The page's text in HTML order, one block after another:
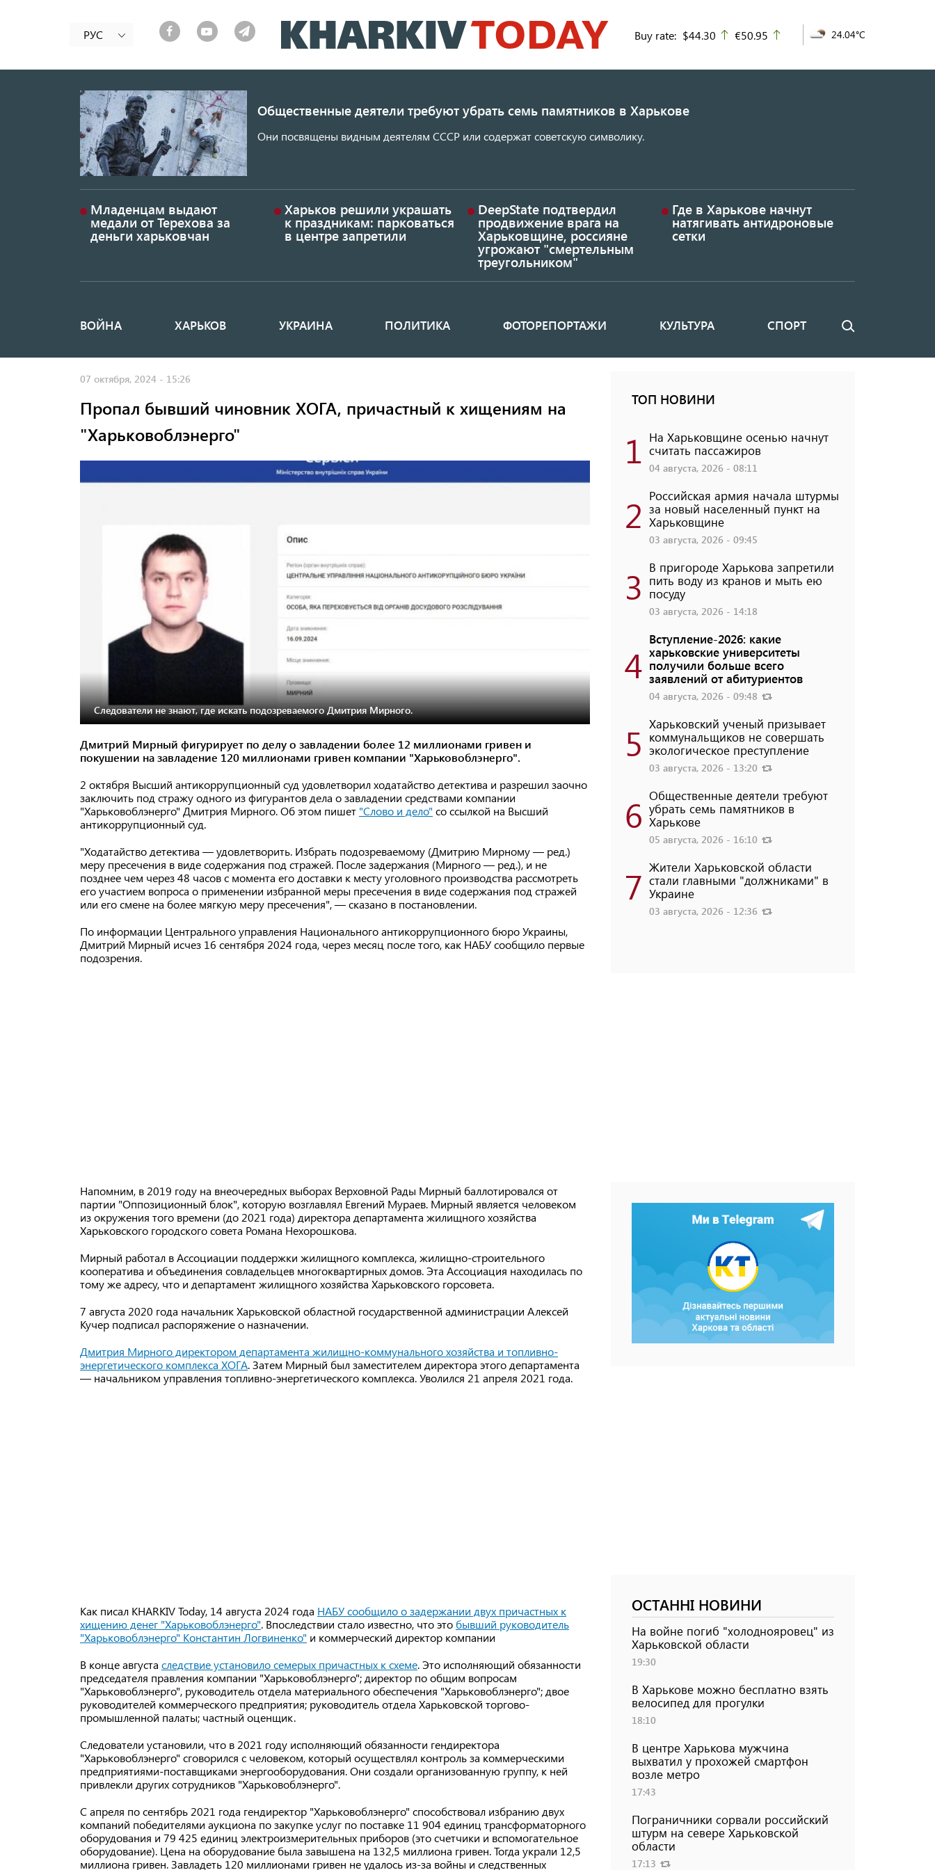
к
основному
РУС Buy rate: $44.30 up
€50.95 24.04°C
Общественные деятели требуют убрать семь памятников в Харькове
Они посвящены видным деятелям СССР или содержат советскую символику.
Младенцам выдают
медали от Терехова за
деньги харьковчан
Харьков решили украшать
к праздникам: парковаться
в центре запретили
DeepState подтвердил
продвижение врага на
Харьковщине, россияне
угрожают "смертельным
треугольником"
Где в Харькове начнут
натягивать антидроновые
сетки
Основная
ВОЙНА ХАРЬКОВ УКРАИНА ПОЛИТИКА ФОТОРЕПОРТАЖИ КУЛЬТУРА СПОРТ Поиск
07 октября, 2024 - 15:26
Пропал бывший чиновник ХОГА, причастный к хищениям на
"Харьковоблэнерго"
Следователи не знают, где искать подозреваемого Дмитрия Мирного.
Дмитрий Мирный фигурирует по делу о завладении более 12 миллионами гривен и
покушении на завладение 120 миллионами гривен компании "Харьковоблэнерго".
2 октября Высший антикоррупционный суд удовлетворил ходатайство детектива и разрешил заочно
заключить под стражу одного из фигурантов дела о завладении средствами компании
"Харьковоблэнерго" Дмитрия Мирного. Об этом пишет "Слово и дело" со ссылкой на Высший
антикоррупционный суд.
"Ходатайство детектива — удовлетворить. Избрать подозреваемому (Дмитрию Мирному — ред.)
меру пресечения в виде содержания под стражей. После задержания (Мирного — ред.), и не
позднее чем через 48 часов с момента его доставки к месту уголовного производства рассмотреть
его участием вопроса о применении избранной меры пресечения в виде содержания под стражей
или его смене на более мягкую меру пресечения", — сказано в постановлении.
По информации Центрального управления Национального антикоррупционного бюро Украины,
Дмитрий Мирный исчез 16 сентября 2024 года, через месяц после того, как НАБУ сообщило первые
подозрения.
Напомним, в 2019 году на внеочередных выборах Верховной Рады Мирный баллотировался от
партии "Оппозиционный блок", которую возглавлял Евгений Мураев. Мирный является человеком
из окружения того времени (до 2021 года) директора департамента жилищного хозяйства
Харьковского городского совета Романа Нехорошкова.
Мирный работал в Ассоциации поддержки жилищного комплекса, жилищно-строительного
кооператива и объединения совладельцев многоквартирных домов. Эта Ассоциация находилась по
тому же адресу, что и департамент жилищного хозяйства Харьковского горсовета.
7 августа 2020 года начальник Харьковской областной государственной администрации Алексей
Кучер подписал распоряжение о назначении.
Дмитрия Мирного директором департамента жилищно-коммунального хозяйства и топливно-
энергетического комплекса ХОГА. Затем Мирный был заместителем директора этого департамента
— начальником управления топливно-энергетического комплекса. Уволился 21 апреля 2021 года.
Как писал KHARKIV Today, 14 августа 2024 года НАБУ сообщило о задержании двух причастных к
хищению денег "Харьковоблэнерго". Впоследствии стало известно, что это бывший руководитель
"Харьковоблэнерго" Константин Логвиненко" и коммерческий директор компании
В конце августа следствие установило семерых причастных к схеме. Это исполняющий обязанности
председателя правления компании "Харьковоблэнерго"; директор по общим вопросам
"Харьковоблэнерго", руководитель отдела материального обеспечения "Харьковоблэнерго"; двое
руководителей коммерческого предприятия; руководитель отдела Харьковской торгово-
промышленной палаты; частный оценщик.
Следователи установили, что в 2021 году исполняющий обязанности гендиректора
"Харьковоблэнерго" сговорился с человеком, который осуществлял контроль за коммерческими
предприятиями-поставщиками энергооборудования. Они создали организованную группу, к ней
привлекли других сотрудников "Харьковоблэнерго".
С апреля по сентябрь 2021 года гендиректор "Харьковоблэнерго" способствовал избранию двух
компаний победителями аукциона по закупке услуг по поставке 11 904 единиц трансформаторного
оборудования и 79 425 единиц электроизмерительных приборов (это счетчики и вспомогательное
оборудование). Цена на оборудование была завышена на 132,5 миллиона гривен. Тогда украли 12,5
миллиона гривен. Завладеть 120 миллионами гривен не удалось из-за войны и следственных
ТОП НОВИНИ
1 На Харьковщине осенью начнут
считать пассажиров
04 августа, 2026 - 08:11
2 Российская армия начала штурмы
за новый населенный пункт на
Харьковщине
03 августа, 2026 - 09:45
3 В пригороде Харькова запретили
пить воду из кранов и мыть ею
посуду
03 августа, 2026 - 14:18
4
Вступление-2026: какие
харьковские университеты
получили больше всего
заявлений от абитуриентов
04 августа, 2026 - 09:48
5 Харьковский ученый призывает
коммунальщиков не совершать
экологическое преступление
03 августа, 2026 - 13:20
6 Общественные деятели требуют
убрать семь памятников в
Харькове
05 августа, 2026 - 16:10
7 Жители Харьковской области
стали главными "должниками" в
Украине
03 августа, 2026 - 12:36
ОСТАННІ НОВИНИ
На войне погиб "холоднояровец" из
Харьковской области
19:30
В Харькове можно бесплатно взять
велосипед для прогулки
18:10
В центре Харькова мужчина
выхватил у прохожей смартфон
возле метро
17:43
Пограничники сорвали российский
штурм на севере Харьковской
области
17:13